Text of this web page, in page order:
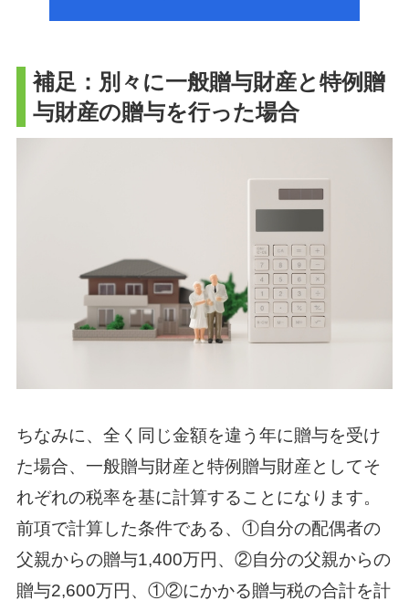
補足：別々に一般贈与財産と特例贈
与財産の贈与を行った場合
ちなみに、全く同じ金額を違う年に贈与を受け
た場合、 一般贈与財産と特例贈与財産としてそ
れぞれの税率を基に計算することになります。
前項で計算した条件である、①自分の配偶者の
父親からの贈与1,400万円、②自分の父親からの
贈与2,600万円、 ①②にかかる贈与税の合計を計